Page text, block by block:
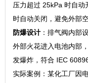
压力超过 25kPa 时自
时自动关闭，避免外部
防爆设计 ：排气阀内部
外部火花进入电池内部
发爆炸，符合 IEC
实际案例：某化工厂因